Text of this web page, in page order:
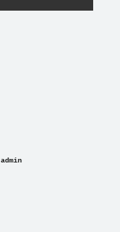
admin